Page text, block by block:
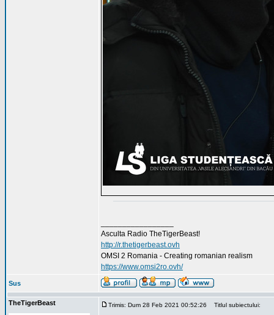
Asculta Radio TheTigerBeast!
http://r.thetigerbeast.ovh
OMSI 2 Romania - Creating romanian realism
https://www.omsi2ro.ovh/
Sus
TheTigerBeast Trimis: Dum 28 Feb 2021 00:52:26 Titlul subiectului: